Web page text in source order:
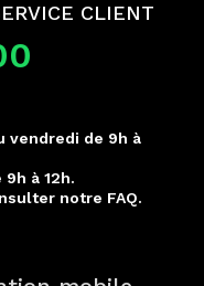
CLIENT
vendredi de 9h à
à 12h.
notre FAQ.